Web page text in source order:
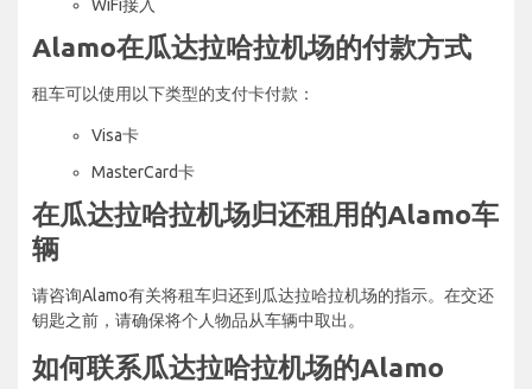
WiFi接入
Alamo在瓜达拉哈拉机场的付款方式
租车可以使用以下类型的支付卡付款：
Visa卡
MasterCard卡
在瓜达拉哈拉机场归还租用的Alamo车
辆
请咨询Alamo有关将租车归还到瓜达拉哈拉机场的指示。在交还
钥匙之前，请确保将个人物品从车辆中取出。
如何联系瓜达拉哈拉机场的Alamo